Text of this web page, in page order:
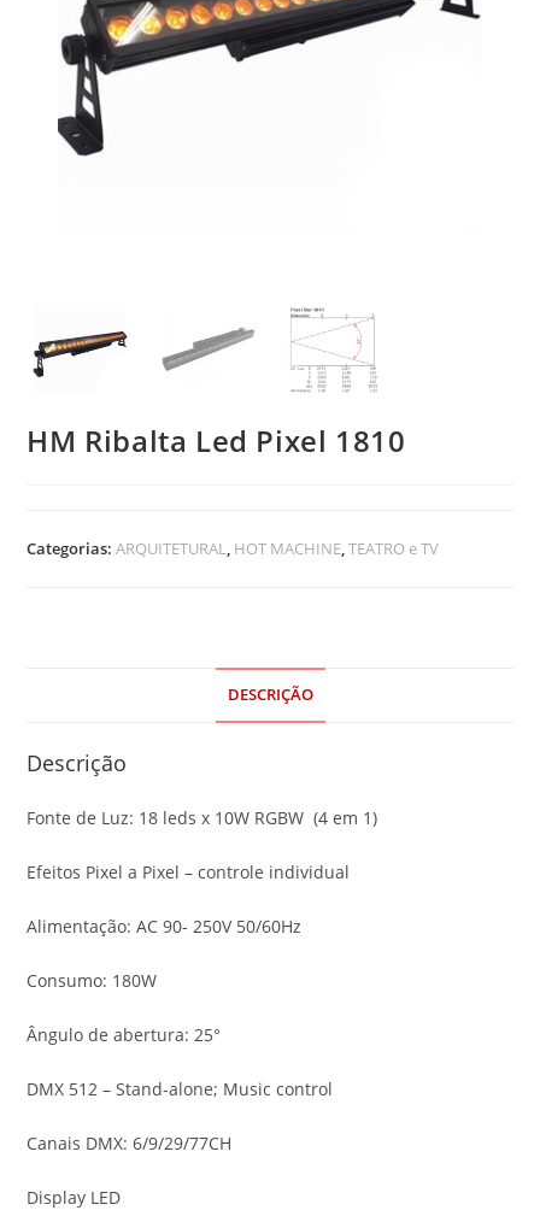
HM Ribalta Led Pixel 1810
Categorias:ARQUITETURAL, HOT MACHINE,TEATRO e TV
DESCRIÇÃO
Descrição
Fonte de Luz: 18 leds x 10W RGBW (4 em 1)
Efeitos Pixel a Pixel – controle individual
Alimentação: AC 90- 250V 50/60Hz
Consumo: 180W
Ângulo de abertura: 25°
DMX 512 – Stand-alone; Music control
Canais DMX: 6/9/29/77CH
Display LED